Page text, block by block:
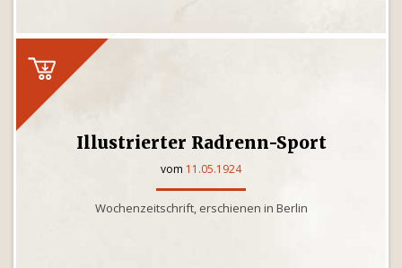
Illustrierter Radrenn-Sport
vom 11.05.1924
Wochenzeitschrift, erschienen in Berlin